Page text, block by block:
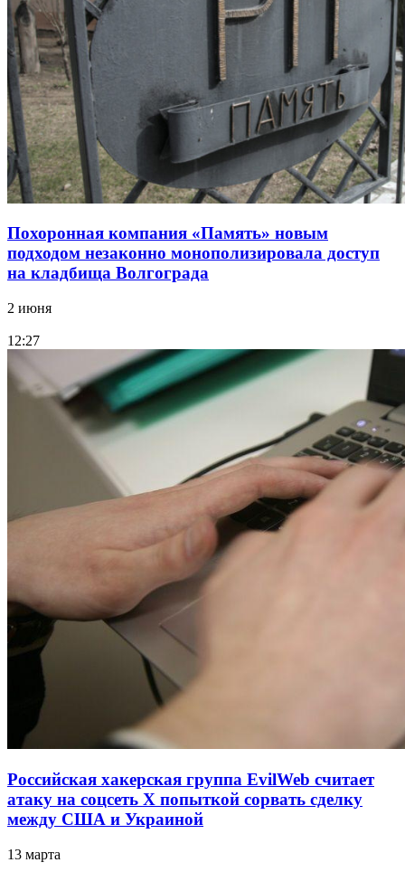
Похоронная компания «Память» новым
подходом незаконно монополизировала доступ
на кладбища Волгограда
2 июня
12:27
Российская хакерская группа EvilWeb считает
атаку на соцсеть Х попыткой сорвать сделку
между США и Украиной
13 марта